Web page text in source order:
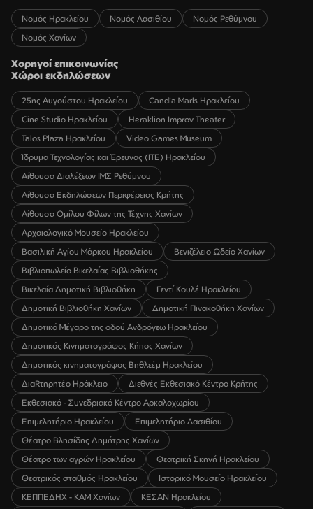
Νομός Ηρακλείου Νομός Λασιθίου
Νομός Ρεθύμνου
Νομός Χανίων
Χορηγοί επικοινωνίας
Χώροι εκδηλώσεων
25ης Αυγούστου Ηρακλείου
Candia Maris Ηρακλείου
Cine Studio Ηρακλείου
Heraklion Improv Theater
Talos Plaza Ηρακλείου
Video Games Museum
Ίδρυμα Τεχνολογίας και Έρευνας (ΙΤΕ) Ηρακλείου
Αίθουσα Διαλέξεων ΙΜΣ Ρεθύμνου
Αίθουσα Εκδηλώσεων Περιφέρειας Κρήτης
Αίθουσα Ομίλου Φίλων της Τέχνης Χανίων
Αρχαιολογικό Μουσείο Ηρακλείου
Βασιλική Αγίου Μάρκου Ηρακλείου
Βενιζέλειο Ωδείο Χανίων
Βιβλιοπωλείο Βικελαίας Βιβλιοθήκης
Βικελαία Δημοτική Βιβλιοθήκη
Γεντί Κουλέ Ηρακλείου
Δημοτική Βιβλιοθήκη Χανίων
Δημοτική Πινακοθήκη Χανίων
Δημοτικό Μέγαρο της οδού Ανδρόγεω Ηρακλείου
Δημοτικός Κινηματογράφος Κήπος Χανίων
Δημοτικός κινηματογράφος Βηθλεέμ Ηρακλείου
ΔιαRτηρητέο Ηράκλειο
Διεθνές Εκθεσιακό Κέντρο Κρήτης
Εκθεσιακό - Συνεδριακό Κέντρο Αρκαλοχωρίου
Επιμελητήριο Ηρακλείου
Επιμελητήριο Λασιθίου
Θέατρο Βλησίδης Δημήτρης Χανίων
Θέατρο των αγρών Ηρακλείου
Θεατρική Σκηνή Ηρακλείου
Θεατρικός σταθμός Ηρακλείου
Ιστορικό Μουσείο Ηρακλείου
ΚΕΠΠΕΔΗΧ - ΚΑΜ Χανίων
ΚΕΣΑΝ Ηρακλείου